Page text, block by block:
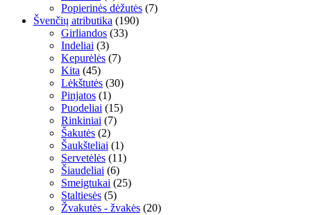
Popierinės dėžutės (7)
Švenčių atributika (190)
Girliandos (33)
Indeliai (3)
Kepurėlės (7)
Kita (45)
Lėkštutės (30)
Pinjatos (1)
Puodeliai (15)
Rinkiniai (7)
Šakutės (2)
Šaukšteliai (1)
Servetėlės (11)
Šiaudeliai (6)
Smeigtukai (25)
Staltiesės (5)
Žvakutės - žvakės (20)